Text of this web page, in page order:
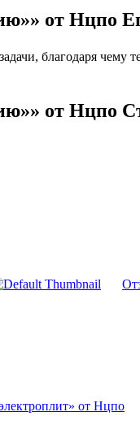
от Нцпо
благодаря чему
от Нцпо
от Нцпо